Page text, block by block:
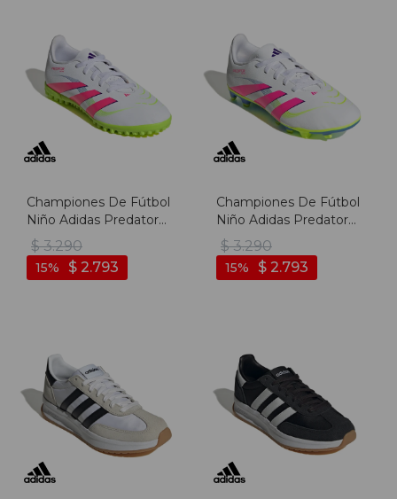
Championes De Fútbol
Niño Adidas Predator
Club Tf - Blanco-rosado
$ 3.290
$ 2.793
15
Championes De Fútbol
Niño Adidas Predator
Club Fg/mg - Blanco-
rosado
$ 3.290
$ 2.793
15